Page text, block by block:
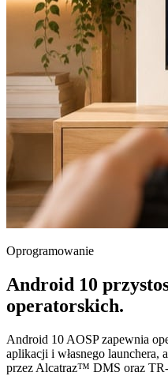
Oprogramowanie
Android 10
operatorskich.
Android 10 AOSP zapewnia
aplikacji i własnego launchera,
przez Alcatraz™ DMS oraz